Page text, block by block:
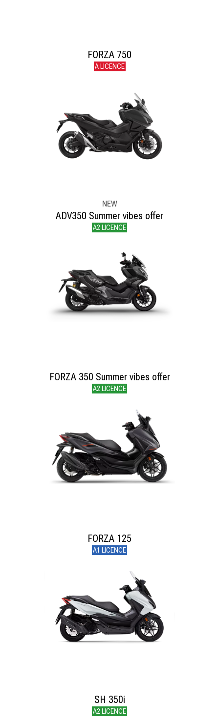
FORZA 750
A LICENCE
NEW
ADV350 Summer vibes offer
A2 LICENCE
FORZA 350 Summer vibes offer
A2 LICENCE
FORZA 125
A1 LICENCE
SH 350i
A2 LICENCE